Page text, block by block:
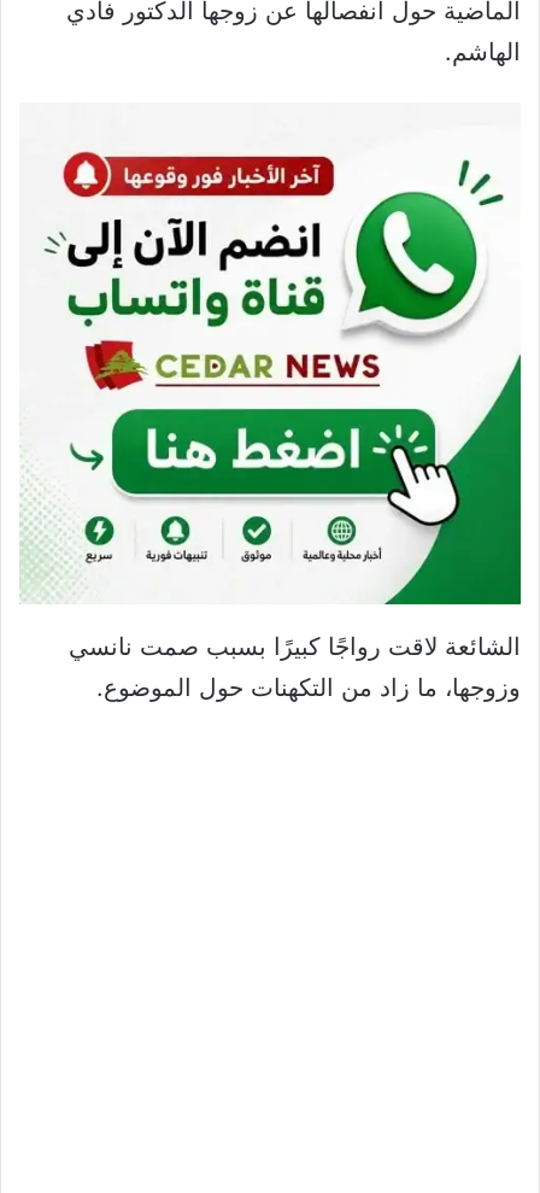
الماضية حول انفصالها عن زوجها الدكتور فادي
الهاشم.
الشائعة لاقت رواجًا كبيرًا بسبب صمت نانسي
وزوجها، ما زاد من التكهنات حول الموضوع.